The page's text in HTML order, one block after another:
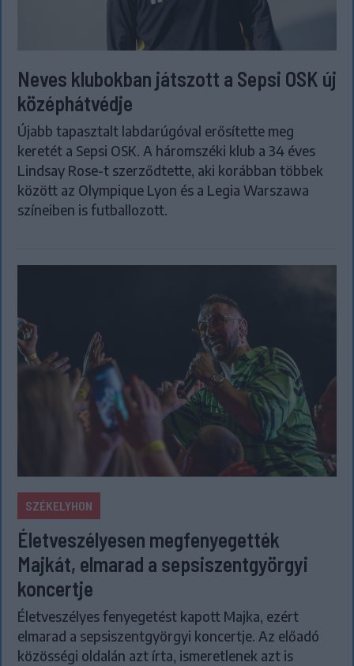
Neves klubokban játszott a Sepsi OSK új
középhátvédje
Újabb tapasztalt labdarúgóval erősítette meg
keretét a Sepsi OSK. A háromszéki klub a 34 éves
Lindsay Rose-t szerződtette, aki korábban többek
között az Olympique Lyon és a Legia Warszawa
színeiben is futballozott.
SZÉKELYHON
Életveszélyesen megfenyegették
Majkát, elmarad a sepsiszentgyörgyi
koncertje
Életveszélyes fenyegetést kapott Majka, ezért
elmarad a sepsiszentgyörgyi koncertje. Az előadó
közösségi oldalán azt írta, ismeretlenek azt is